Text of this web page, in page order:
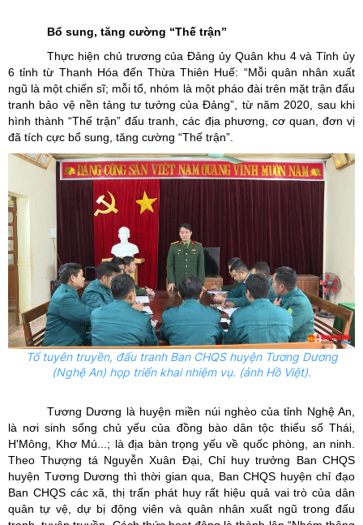
Bổ sung, tăng cường “Thế trận”
Thực hiện chủ trương của Đảng ủy Quân khu 4 và Tỉnh ủy
6 tỉnh từ Thanh Hóa đến Thừa Thiên Huế: “Mỗi quân nhân xuất
ngũ là một chiến sĩ; mỗi tổ, nhóm là một pháo đài trên mặt trận đấu
tranh bảo vệ nền tảng tư tưởng của Đảng”, từ năm 2020, sau khi
hình thành “Thế trận” đấu tranh, các địa phương, cơ quan, đơn vị
đã tích cực bổ sung, tăng cường “Thế trận”.
Tổ tuyên truyền, đấu tranh Ban CHQS huyện Tương Dương
(Nghệ An) họp triển khai nhiệm vụ. (ảnh Hồ Việt).
Tương Dương là huyện miền núi nghèo của tỉnh Nghệ An,
là nơi sinh sống chủ yếu của đồng bào dân tộc thiểu số Thái,
H'Mông, Khơ Mú...; là địa bàn trọng yếu về quốc phòng, an ninh.
Theo Thượng tá Nguyễn Xuân Đại, Chỉ huy trưởng Ban CHQS
huyện Tương Dương thì thời gian qua, Ban CHQS huyện chỉ đạo
Ban CHQS các xã, thị trấn phát huy rất hiệu quả vai trò của dân
quân tự vệ, dự bị động viên và quân nhân xuất ngũ trong đấu